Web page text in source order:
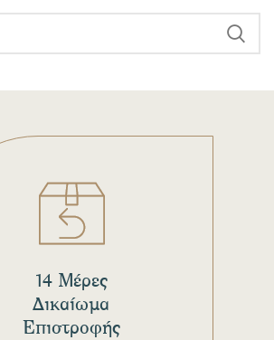
14 Μέρες
Δικαίωμα
Επιστροφής